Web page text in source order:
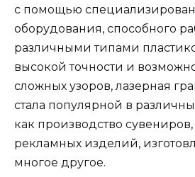
с помощью
оборудования, способного
различными типами
высокой точности и
сложных узоров, лазерная
стала популярной в
как производство
рекламных изделий,
многое другое.